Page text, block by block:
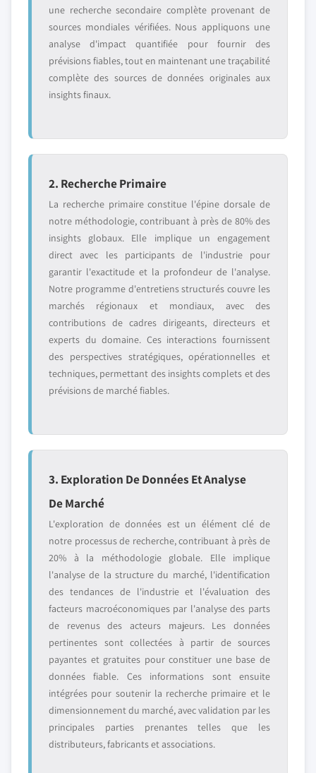
une recherche secondaire complète provenant de
sources mondiales vérifiées. Nous appliquons une
analyse d'impact quantifiée pour fournir des
prévisions fiables, tout en maintenant une traçabilité
complète des sources de données originales aux
insights finaux.
2. Recherche Primaire
La recherche primaire constitue l'épine dorsale de
notre méthodologie, contribuant à près de 80% des
insights globaux. Elle implique un engagement
direct avec les participants de l'industrie pour
garantir l'exactitude et la profondeur de l'analyse.
Notre programme d'entretiens structurés couvre les
marchés régionaux et mondiaux, avec des
contributions de cadres dirigeants, directeurs et
experts du domaine. Ces interactions fournissent
des perspectives stratégiques, opérationnelles et
techniques, permettant des insights complets et des
prévisions de marché fiables.
3. Exploration De Données Et Analyse
De Marché
L'exploration de données est un élément clé de
notre processus de recherche, contribuant à près de
20% à la méthodologie globale. Elle implique
l'analyse de la structure du marché, l'identification
des tendances de l'industrie et l'évaluation des
facteurs macroéconomiques par l'analyse des parts
de revenus des acteurs majeurs. Les données
pertinentes sont collectées à partir de sources
payantes et gratuites pour constituer une base de
données fiable. Ces informations sont ensuite
intégrées pour soutenir la recherche primaire et le
dimensionnement du marché, avec validation par les
principales parties prenantes telles que les
distributeurs, fabricants et associations.